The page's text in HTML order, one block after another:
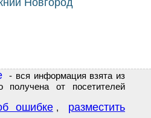
- вся информация взята из
получена от посетителей
ошибке ,
разместить